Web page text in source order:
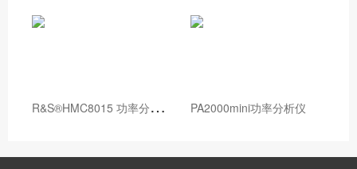
R
&S®HMC8015 功率分析仪 PA2000mini功率分析仪